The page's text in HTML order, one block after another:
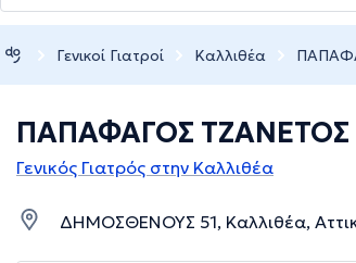
Γενικοί Γιατροί Καλλιθέα
ΠΑΠΑΦΑΓΟΣ ΤΖΑΝΕΤΟΣ
Γενικός Γιατρός στην Καλλιθέα
ΔΗΜΟΣΘΕΝΟΥΣ 51, Καλλιθέα,